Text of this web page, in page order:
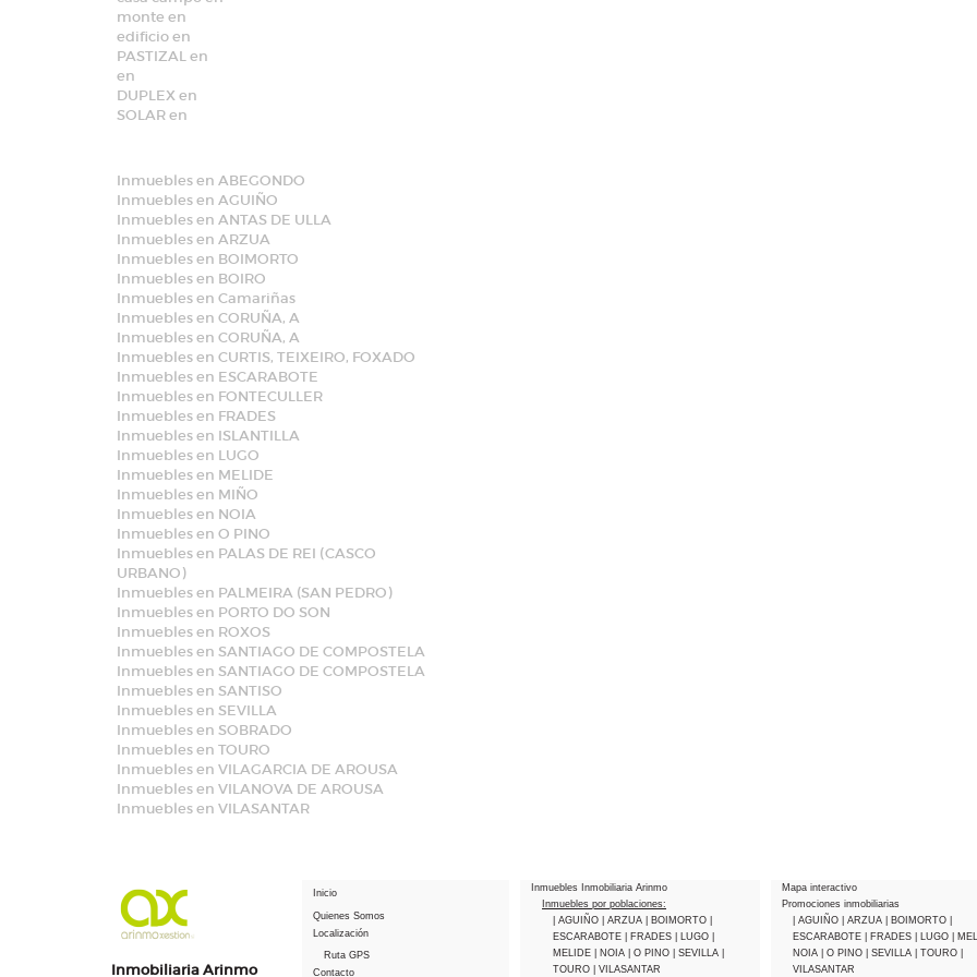
monte en
edificio en
PASTIZAL en
en
DUPLEX en
SOLAR en
Inmuebles en ABEGONDO
Inmuebles en AGUIÑO
Inmuebles en ANTAS DE ULLA
Inmuebles en ARZUA
Inmuebles en BOIMORTO
Inmuebles en BOIRO
Inmuebles en Camariñas
Inmuebles en CORUÑA, A
Inmuebles en CORUÑA, A
Inmuebles en CURTIS, TEIXEIRO, FOXADO
Inmuebles en ESCARABOTE
Inmuebles en FONTECULLER
Inmuebles en FRADES
Inmuebles en ISLANTILLA
Inmuebles en LUGO
Inmuebles en MELIDE
Inmuebles en MIÑO
Inmuebles en NOIA
Inmuebles en O PINO
Inmuebles en PALAS DE REI (CASCO
URBANO)
Inmuebles en PALMEIRA (SAN PEDRO)
Inmuebles en PORTO DO SON
Inmuebles en ROXOS
Inmuebles en SANTIAGO DE COMPOSTELA
Inmuebles en SANTIAGO DE COMPOSTELA
Inmuebles en SANTISO
Inmuebles en SEVILLA
Inmuebles en SOBRADO
Inmuebles en TOURO
Inmuebles en VILAGARCIA DE AROUSA
Inmuebles en VILANOVA DE AROUSA
Inmuebles en VILASANTAR
Inmobiliaria Arinmo
Inicio
Quienes Somos
Localización
Ruta GPS
Contacto
Inmuebles Inmobiliaria Arinmo
Inmuebles por poblaciones:
| AGUIÑO
| ARZUA | BOIMORTO
ESCARABOTE
| FRADES | LUGO
MELIDE
| NOIA | O PINO | SEVILLA
TOURO
| VILASANTAR
Mapa interactivo
Promociones inmobiliarias
| AGUIÑO
| ARZUA | BOIMORTO
ESCARABOTE
| FRADES | LUGO
|
NOIA
| O PINO | SEVILLA | TOURO
VILASANTAR